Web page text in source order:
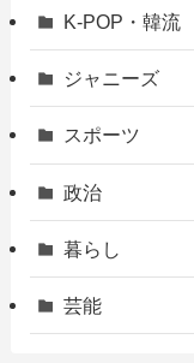
K-POP・韓流
ジャニーズ
スポーツ
政治
暮らし
芸能